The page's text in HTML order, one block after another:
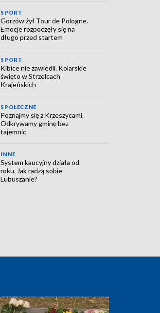
SPORT
Gorzów żył Tour de Pologne.
Emocje rozpoczęły się na
długo przed startem
SPORT
Kibice nie zawiedli. Kolarskie
święto w Strzelcach
Krajeńskich
SPOŁECZNE
Poznajmy się z Krzeszycami.
Odkrywamy gminę bez
tajemnic
INNE
System kaucyjny działa od
roku. Jak radzą sobie
Lubuszanie?